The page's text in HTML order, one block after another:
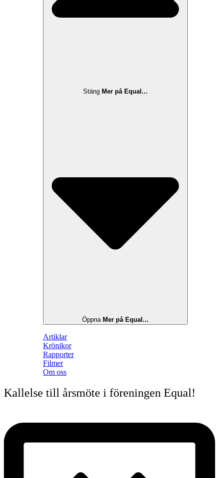
Stäng Mer på Equal...
Öppna Mer på Equal...
Artiklar
Krönikor
Rapporter
Filmer
Om oss
Kallelse till årsmöte i föreningen Equal!